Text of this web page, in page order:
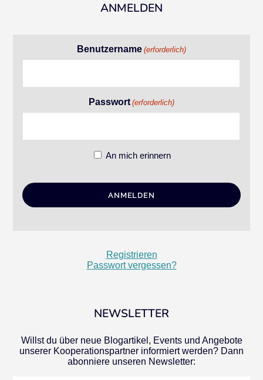
ANMELDEN
Benutzername (erforderlich)
Passwort (erforderlich)
An mich erinnern
Registrieren
Passwort vergessen?
NEWSLETTER
Willst du über neue Blogartikel, Events und Angebote
unserer Kooperationspartner informiert werden? Dann
abonniere unseren Newsletter: